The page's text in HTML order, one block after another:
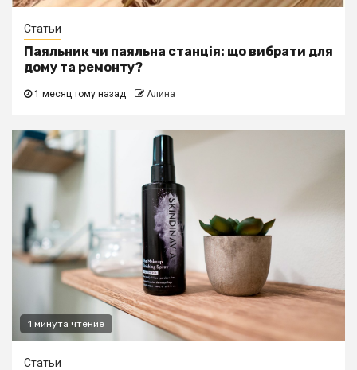
Статьи
Паяльник чи паяльна станція: що вибрати для
дому та ремонту?
1 месяц тому назад Алина
1 минута чтение
Статьи